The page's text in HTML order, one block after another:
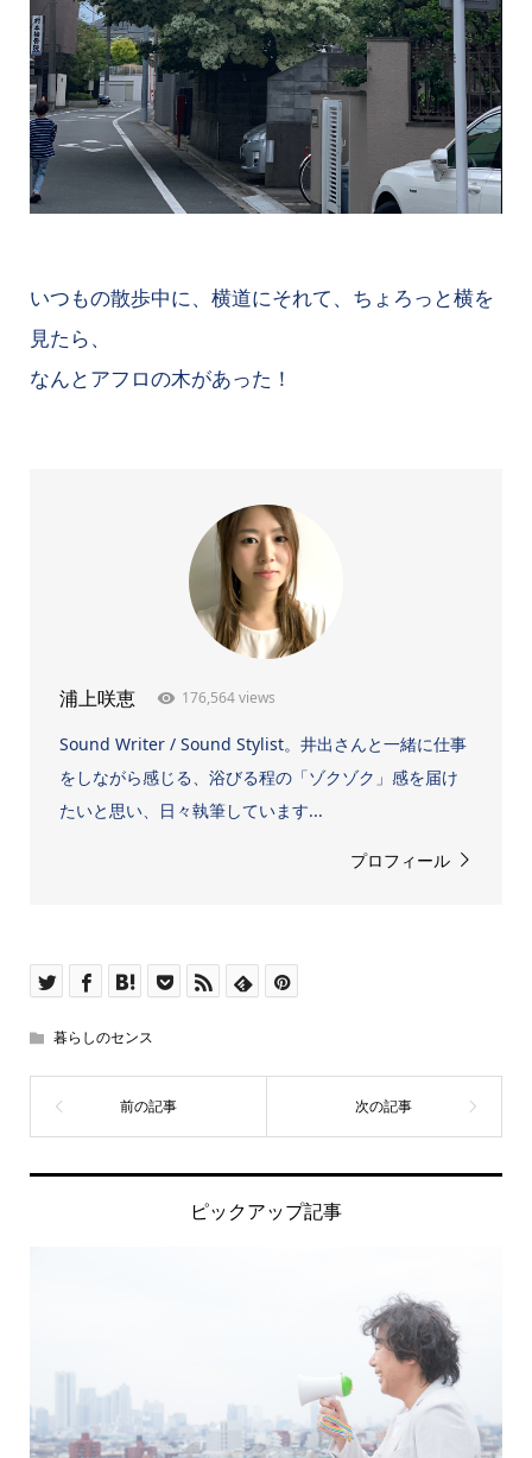
いつもの散歩中に、横道にそれて、ちょろっと横を
見たら、
なんとアフロの木があった！
浦上咲恵 176,564 views
Sound Writer / Sound Stylist。井出さんと一緒に仕事
をしながら感じる、浴びる程の「ゾクゾク」感を届け
たいと思い、日々執筆しています...
プロフィール
暮らしのセンス
ピックアップ記事